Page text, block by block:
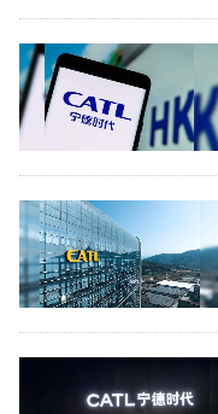
區